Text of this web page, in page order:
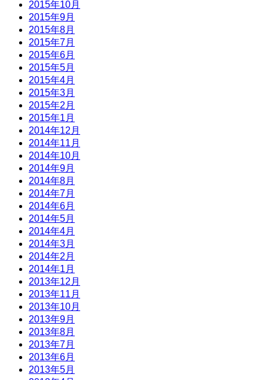
2015年10月
2015年9月
2015年8月
2015年7月
2015年6月
2015年5月
2015年4月
2015年3月
2015年2月
2015年1月
2014年12月
2014年11月
2014年10月
2014年9月
2014年8月
2014年7月
2014年6月
2014年5月
2014年4月
2014年3月
2014年2月
2014年1月
2013年12月
2013年11月
2013年10月
2013年9月
2013年8月
2013年7月
2013年6月
2013年5月